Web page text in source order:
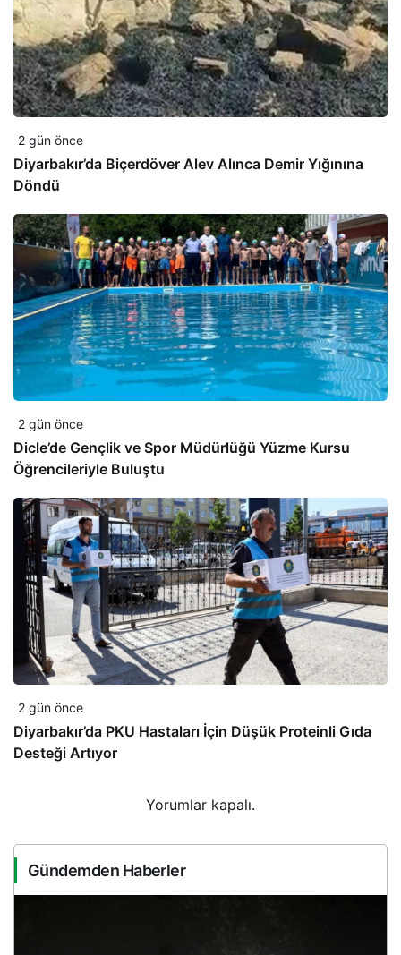
2 gün önce
Diyarbakır’da Biçerdöver Alev Alınca Demir Yığınına
Döndü
2 gün önce
Dicle’de Gençlik ve Spor Müdürlüğü Yüzme Kursu
Öğrencileriyle Buluştu
2 gün önce
Diyarbakır’da PKU Hastaları İçin Düşük Proteinli Gıda
Desteği Artıyor
Yorumlar kapalı.
Gündemden Haberler